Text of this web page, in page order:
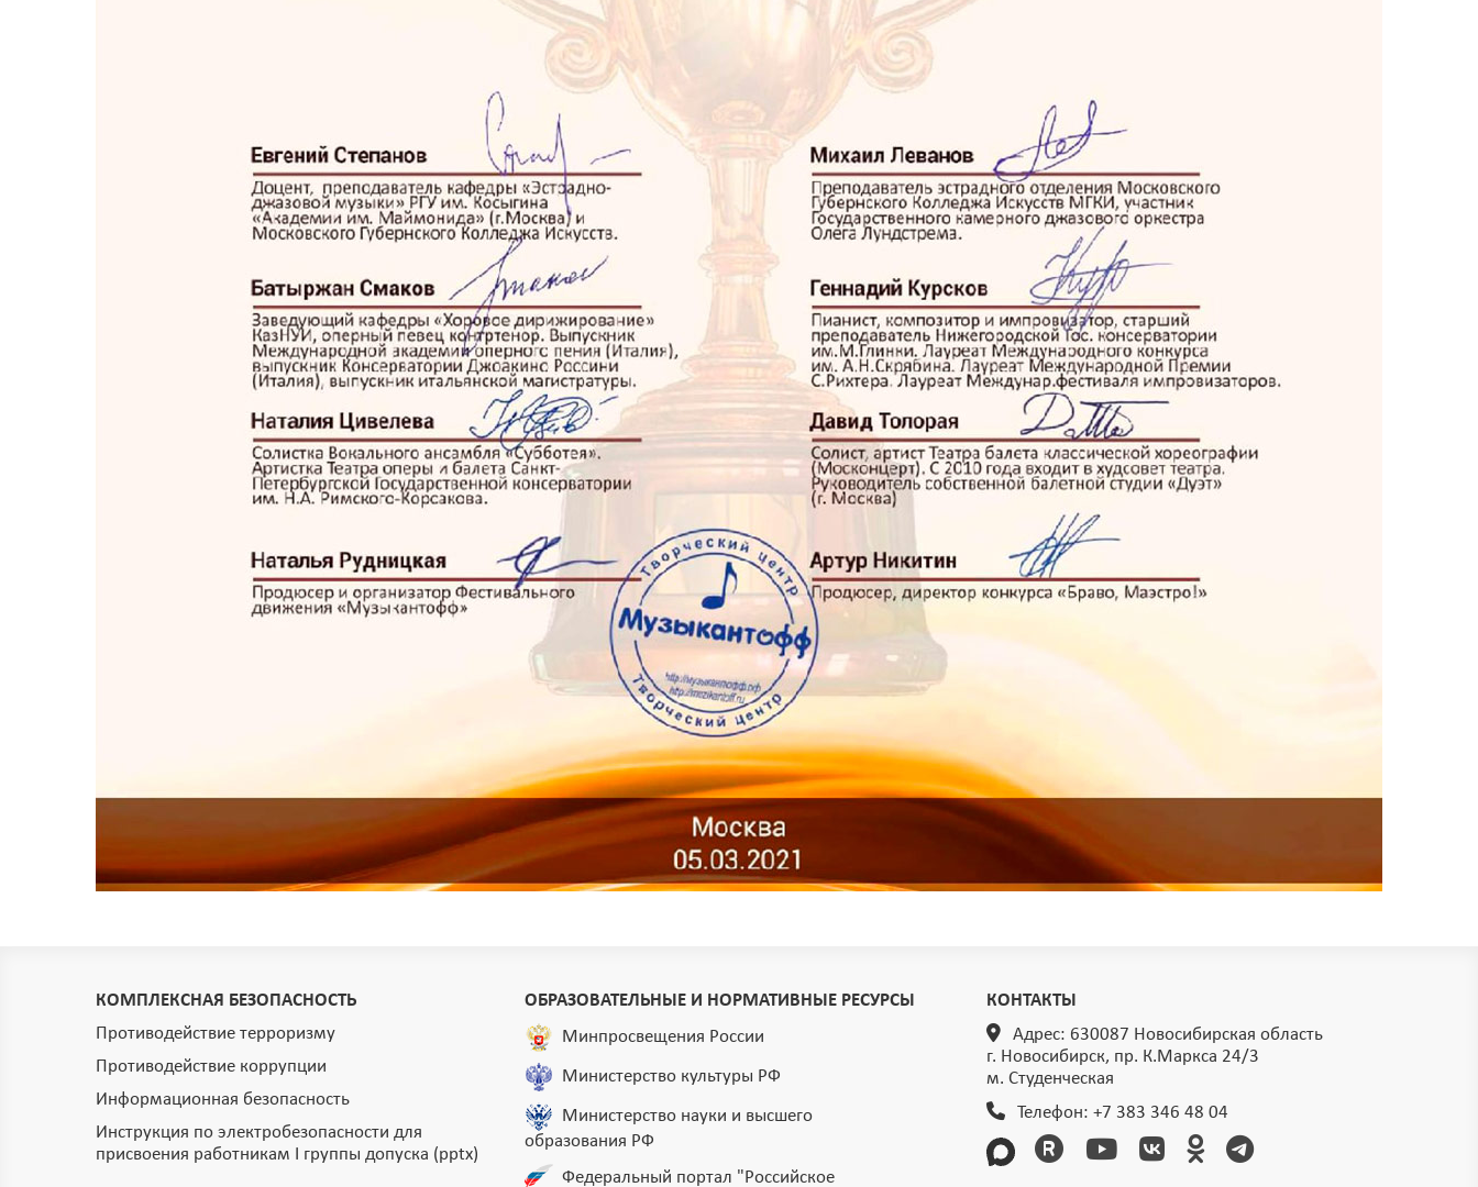
КОМПЛЕКСНАЯ БЕЗОПАСНОСТЬ
Противодействие терроризму
Противодействие коррупции
Информационная безопасность
Инструкция по электробезопасности для
присвоения работникам I группы допуска (pptx)
ОБРАЗОВАТЕЛЬНЫЕ И НОРМАТИВНЫЕ РЕСУРСЫ
Минпросвещения России
Министерство культуры РФ
Министерство науки и высшего
образования РФ
Федеральный портал "Российское
КОНТАКТЫ
Адрес: 630087 Новосибирская область
г. Новосибирск, пр. К.Маркса 24/3
м. Студенческая
Телефон: +7 383 346 48 04